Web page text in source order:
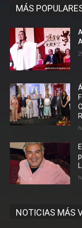
MÁS
NOTICIAS MÁS